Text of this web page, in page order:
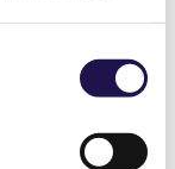
aan: zo
te voeren.